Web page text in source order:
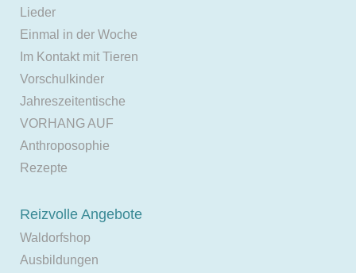
Lieder
Einmal in der Woche
Im Kontakt mit Tieren
Vorschulkinder
Jahreszeitentische
VORHANG AUF
Anthroposophie
Rezepte
Reizvolle Angebote
Waldorfshop
Ausbildungen